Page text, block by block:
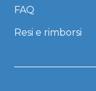
FAQ
Resi e rimborsi